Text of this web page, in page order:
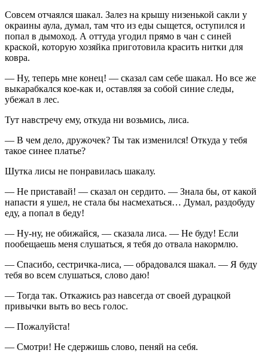
Совсем отчаялся шакал. Залез на крышу низенькой сакли у
окраины аула, думал, там что из еды сыщется, оступился и
попал в дымоход. А оттуда угодил прямо в чан с синей
краской, которую хозяйка приготовила красить нитки для
ковра.
— Ну, теперь мне конец! — сказал сам себе шакал. Но все же
выкарабкался кое-как и, оставляя за собой синие следы,
убежал в лес.
Тут навстречу ему, откуда ни возьмись, лиса.
— В чем дело, дружочек? Ты так изменился! Откуда у тебя
такое синее платье?
Шутка лисы не понравилась шакалу.
— Не приставай! — сказал он сердито. — Знала бы, от какой
напасти я ушел, не стала бы насмехаться… Думал, раздобуду
еду, а попал в беду!
— Ну-ну, не обижайся, — сказала лиса. — Не буду! Если
пообещаешь меня слушаться, я тебя до отвала накормлю.
— Спасибо, сестричка-лиса, — обрадовался шакал. — Я буду
тебя во всем слушаться, слово даю!
— Тогда так. Откажись раз навсегда от своей дурацкой
привычки выть во весь голос.
— Пожалуйста!
— Смотри! Не сдержишь слово, пеняй на себя.